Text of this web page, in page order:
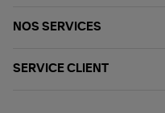
NOS SERVICES
SERVICE CLIENT